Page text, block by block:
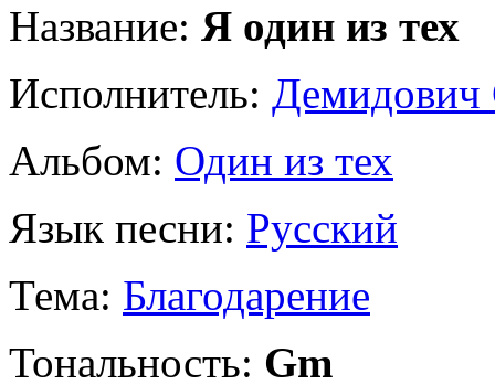
Название: Я один из тех
Исполнитель: Демидович
Альбом: Один из тех
Язык песни: Русский
Тема: Благодарение
Тональность: Gm